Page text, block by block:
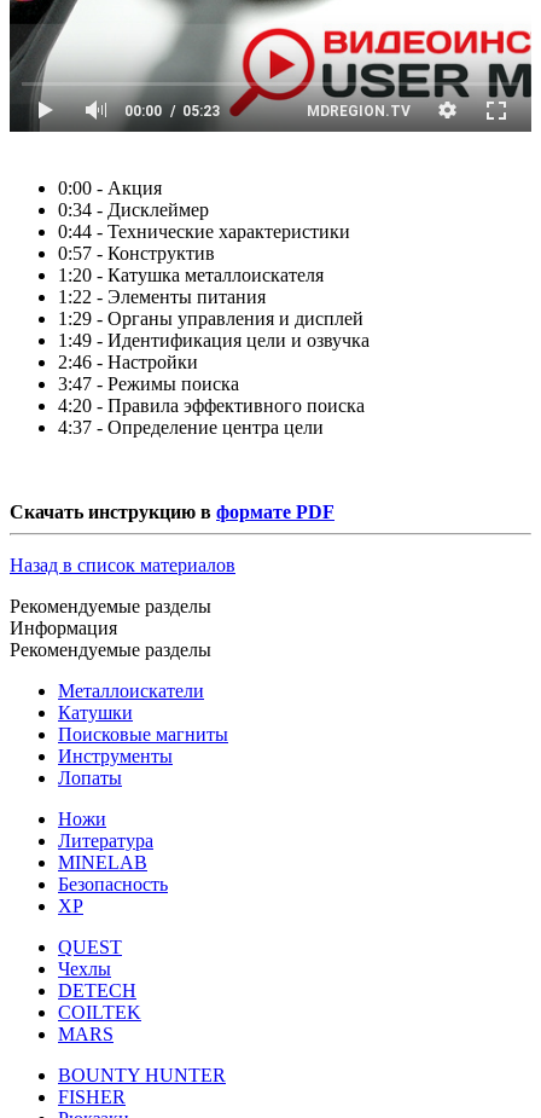
0:00 - Акция
0:34 - Дисклеймер
0:44 - Технические характеристики
0:57 - Конструктив
1:20 - Катушка металлоискателя
1:22 - Элементы питания
1:29 - Органы управления и дисплей
1:49 - Идентификация цели и озвучка
2:46 - Настройки
3:47 - Режимы поиска
4:20 - Правила эффективного поиска
4:37 - Определение центра цели
Скачать инструкцию в формате PDF
Назад в список материалов
Рекомендуемые разделы
Информация
Рекомендуемые разделы
Металлоискатели
Катушки
Поисковые магниты
Инструменты
Лопаты
Ножи
Литература
MINELAB
Безопасность
XP
QUEST
Чехлы
DETECH
COILTEK
MARS
BOUNTY HUNTER
FISHER